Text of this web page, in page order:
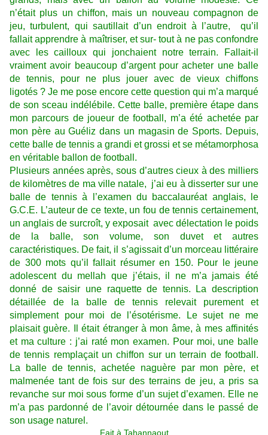
n’était plus un chiffon, mais un nouveau compagnon de
jeu, turbulent, qui sautillait d’un endroit à l’autre, qu’il
fallait apprendre à maîtriser, et sur- tout à ne pas confondre
avec les cailloux qui jonchaient notre terrain. Fallait-il
vraiment avoir beaucoup d’argent pour acheter une balle
de tennis, pour ne plus jouer avec de vieux chiffons
ligotés ? Je me pose encore cette question qui m’a marqué
de son sceau indélébile. Cette balle, première étape dans
mon parcours de joueur de football, m’a été achetée par
mon père au Guéliz dans un magasin de Sports. Depuis,
cette balle de tennis a grandi et grossi et se métamorphosa
en véritable ballon de football.
Plusieurs années après, sous d’autres cieux à des milliers
de kilomètres de ma ville natale, j’ai eu à disserter sur une
balle de tennis à l’examen du baccalauréat anglais, le
G.C.E. L’auteur de ce texte, un fou de tennis certainement,
un anglais de surcroît, y exposait avec délectation le poids
de la balle, son volume, son duvet et autres
caractéristiques. De fait, il s’agissait d’un morceau littéraire
de 300 mots qu’il fallait résumer en 150. Pour le jeune
adolescent du mellah que j’étais, il ne m’a jamais été
donné de saisir une raquette de tennis. La description
détaillée de la balle de tennis relevait purement et
simplement pour moi de l’ésotérisme. Le sujet ne me
plaisait guère. Il était étranger à mon âme, à mes affinités
et ma culture : j’ai raté mon examen. Pour moi, une balle
de tennis remplaçait un chiffon sur un terrain de football.
La balle de tennis, achetée naguère par mon père, et
malmenée tant de fois sur des terrains de jeu, a pris sa
revanche sur moi sous forme d’un sujet d’examen. Elle ne
m’a pas pardonné de l’avoir détournée dans le passé de
son usage naturel.
Fait à Tahannaout,